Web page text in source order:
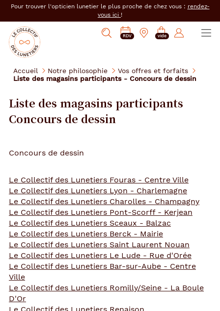
auPour trouver l'opticien lunetier le plus proche de chez vous : rendez-
vous ici !
Opticien
le
collectif
lunetiers
AfficherPRENDRE
RDV
Mon
magasin
Mes
vide
Mon
compte
connecter
Ouvrir
menu
Accueil Notre philosophie
Vos offres et forfaits
Liste des magasins participants - Concours de dessin
Liste des magasins participants
Concours de dessin
Concours de dessin
Le Collectif des Lunetiers Fouras - Centre Ville
Le Collectif des Lunetiers Lyon - Charlemagne
Le Collectif des Lunetiers Charolles - Champagny
Le Collectif des Lunetiers Pont-Scorff - Kerjean
Le Collectif des Lunetiers Sceaux - Balzac
Le Collectif des Lunetiers Berck - Mairie
Le Collectif des Lunetiers Saint Laurent Nouan
Le Collectif des Lunetiers Le Lude - Rue d'Orée
Le Collectif des Lunetiers Bar-sur-Aube - Centre
Ville
Le Collectif des Lunetiers Romilly/Seine - La Boule
D'Or